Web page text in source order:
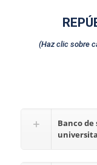
(Haz clic sobre
Banco